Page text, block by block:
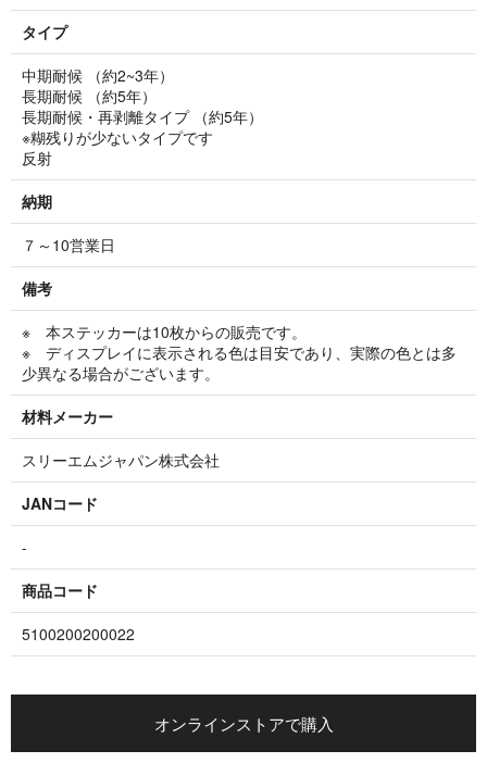
タイプ
中期耐候 （約2~3年）
長期耐候 （約5年）
長期耐候・再剥離タイプ （約5年）
※糊残りが少ないタイプです
反射
納期
７～10営業日
備考
※ 本ステッカーは10枚からの販売です。
※ ディスプレイに表示される色は目安であり、実際の色とは多
少異なる場合がございます。
材料メーカー
スリーエムジャパン株式会社
JANコード
-
商品コード
5100200200022
オンラインストアで購入